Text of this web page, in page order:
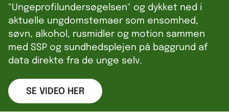
"Ungeprofilundersøgelsen" og dykket ned i
aktuelle ungdomstemaer som ensomhed,
søvn, alkohol, rusmidler og motion sammen
med SSP og sundhedsplejen på baggrund af
data direkte fra de unge selv.
SE VIDEO HER